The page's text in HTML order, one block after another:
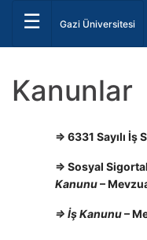
☰ Gazi Üniversitesi
Kanunlar
⇒ 6331 Sayılı İş
⇒ Sosyal
Kanunu–
⇒ İş Kanunu–